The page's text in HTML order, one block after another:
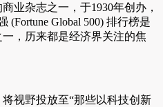
业杂志之一，于1930年创办，
(Fortune Global 500) 排行榜是
，历来都是经济界关注的焦
视野投放至“那些以科技创新